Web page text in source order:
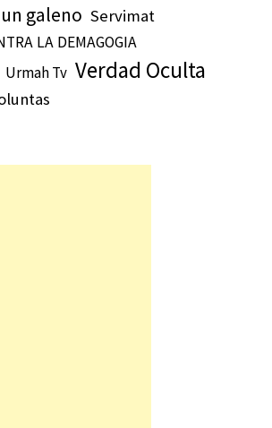
galeno Servimat
LA DEMAGOGIA
Urmah Tv Verdad Oculta